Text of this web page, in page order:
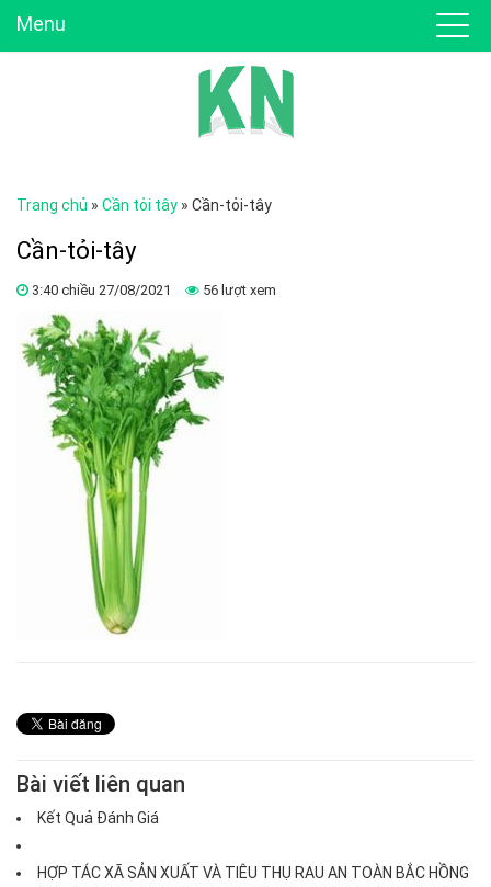
Menu
Trang chủ » Cần tỏi tây » Cần-tỏi-tây
Cần-tỏi-tây
3:40 chiều 27/08/2021 56 lượt xem
Bài viết liên quan
Kết Quả Đánh Giá
HỢP TÁC XÃ SẢN XUẤT VÀ TIÊU THỤ RAU AN TOÀN BẮC HỒNG